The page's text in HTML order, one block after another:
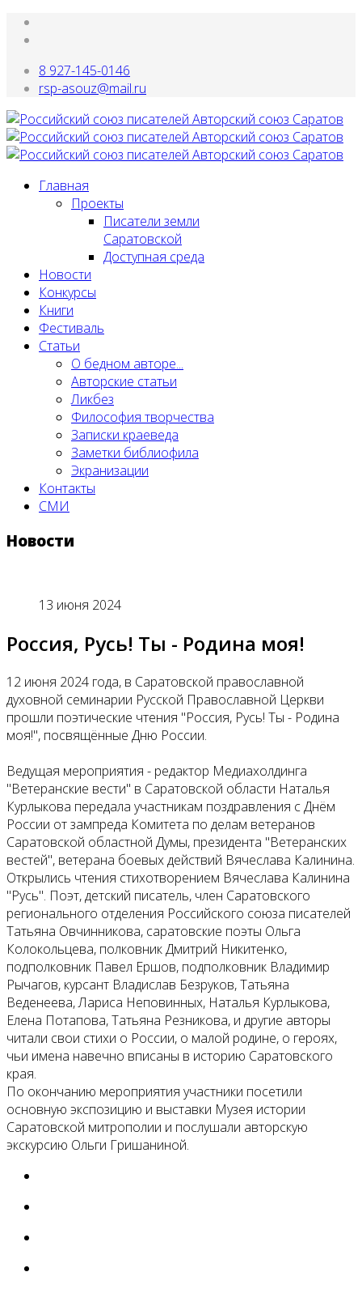
8 927-145-0146
rsp-asouz@mail.ru
Главная
Проекты
Писатели земли
Саратовской
Доступная среда
Новости
Конкурсы
Книги
Фестиваль
Статьи
О бедном авторе...
Авторские статьи
Ликбез
Философия творчества
Записки краеведа
Заметки библиофила
Экранизации
Контакты
СМИ
Новости
13 июня 2024
Россия, Русь! Ты - Родина моя!
12 июня 2024 года, в Саратовской православной
духовной семинарии Русской Православной Церкви
прошли поэтические чтения "Россия, Русь! Ты - Родина
моя!", посвящённые Дню России.
Ведущая мероприятия - редактор Медиахолдинга
"Ветеранские вести" в Саратовской области Наталья
Курлыкова передала участникам поздравления с Днём
России от зампреда Комитета по делам ветеранов
Саратовской областной Думы, президента "Ветеранских
вестей", ветерана боевых действий Вячеслава Калинина.
Открылись чтения стихотворением Вячеслава Калинина
"Русь". Поэт, детский писатель, член Саратовского
регионального отделения Российского союза писателей
Татьяна Овчинникова, саратовские поэты Ольга
Колокольцева, полковник Дмитрий Никитенко,
подполковник Павел Ершов, подполковник Владимир
Рычагов, курсант Владислав Безруков, Татьяна
Веденеева, Лариса Неповинных, Наталья Курлыкова,
Елена Потапова, Татьяна Резникова, и другие авторы
читали свои стихи о России, о малой родине, о героях,
чьи имена навечно вписаны в историю Саратовского
края.
По окончанию мероприятия участники посетили
основную экспозицию и выставки Музея истории
Саратовской митрополии и послушали авторскую
экскурсию Ольги Гришаниной.